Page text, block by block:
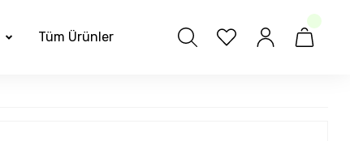
Tüm Ürünler